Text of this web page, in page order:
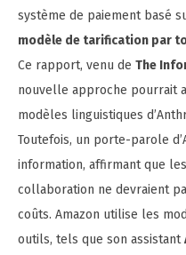
système de paiement basé
modèle de tarification par
Ce rapport, venu de The
nouvelle approche pourrait
modèles linguistiques
Toutefois, un porte-parole
information, affirmant que
collaboration ne devraient
coûts. Amazon utilise les
outils, tels que son assistant